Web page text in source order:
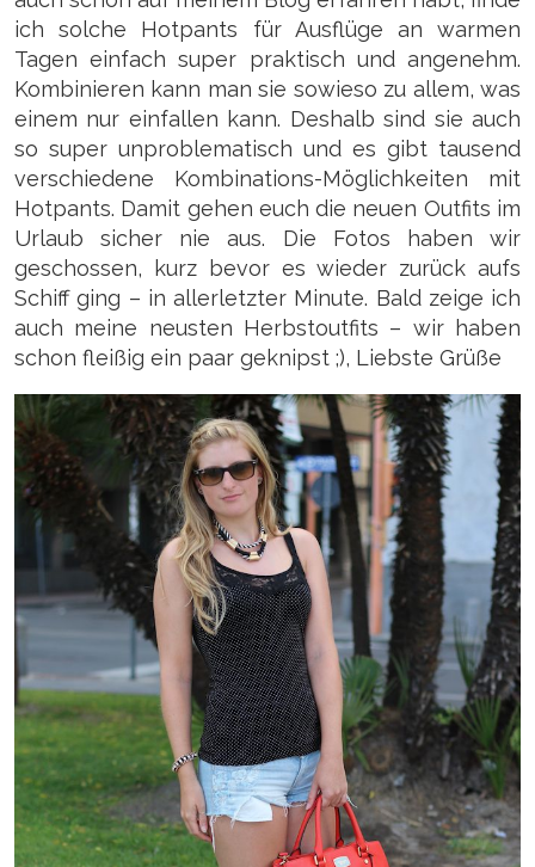
ich solche Hotpants für Ausflüge an warmen
Tagen einfach super praktisch und angenehm.
Kombinieren kann man sie sowieso zu allem, was
einem nur einfallen kann. Deshalb sind sie auch
so super unproblematisch und es gibt tausend
verschiedene Kombinations-Möglichkeiten mit
Hotpants. Damit gehen euch die neuen Outfits im
Urlaub sicher nie aus. Die Fotos haben wir
geschossen, kurz bevor es wieder zurück aufs
Schiff ging – in allerletzter Minute. Bald zeige ich
auch meine neusten Herbstoutfits – wir haben
schon fleißig ein paar geknipst ;), Liebste Grüße